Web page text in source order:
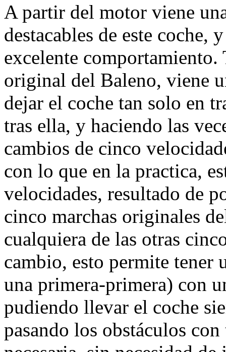
A partir del motor viene
destacables de este coche,
excelente comportamiento.
original del Baleno, viene
dejar el coche tan solo en
tras ella, y haciendo las
cambios de cinco
con lo que en la practica,
velocidades, resultado de
cinco marchas originales
cualquiera de las otras
cambio, esto permite tener
una primera-primera) con
pudiendo llevar el coche
pasando los obstáculos